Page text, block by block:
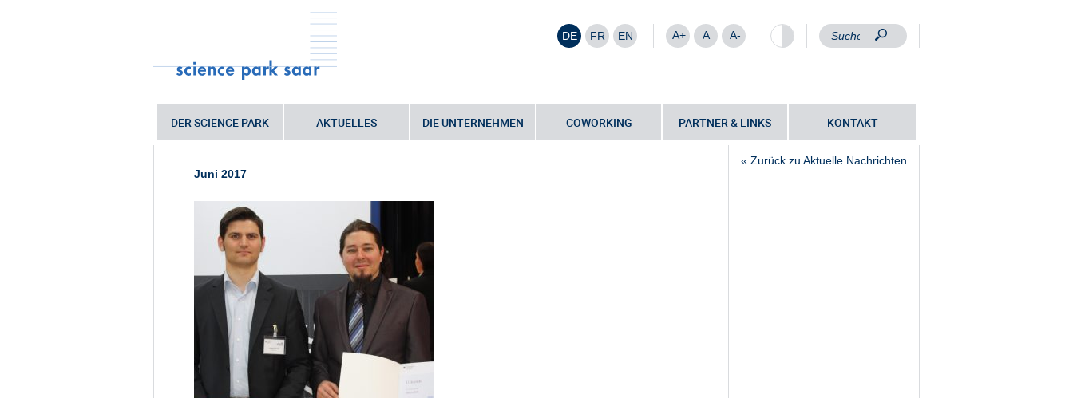
DE FR EN A+ A A-
DER SCIENCE PARK AKTUELLES DIE UNTERNEHMEN COWORKING PARTNER & LINKS KONTAKT
Sie sind hier: Startseite
Saarländische Informatik auf dem weltweit größten Schauplatz für Digitalisierung –
CeBIT •1703_cebit_gruendercampusauszeichng_bmwf
Juni 2017
« Zurück zu Aktuelle Nachrichten